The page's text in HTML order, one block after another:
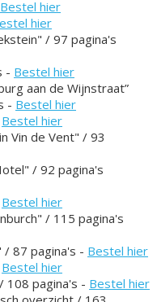
Bestel hier
hier
/ 97 pagina's
- Bestel hier
aan de Wijnstraat”
- Bestel hier
Bestel hier
Vin de Vent" / 93
/ 92 pagina's
Bestel hier
/ 115 pagina's
/ 87 pagina's - Bestel hier
Bestel hier
pagina's - Bestel hier